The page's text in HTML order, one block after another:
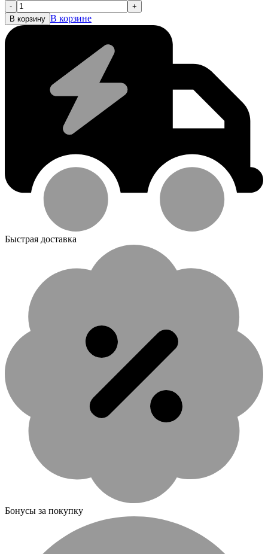
-
+
В корзину В корзине
Быстрая доставка
Бонусы за покупку